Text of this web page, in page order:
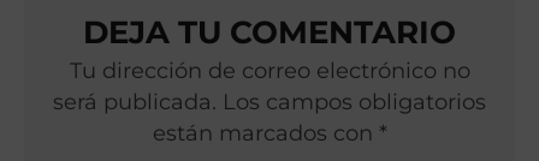
DEJA TU COMENTARIO
Tu dirección de correo electrónico no
será publicada. Los campos obligatorios
están marcados con *